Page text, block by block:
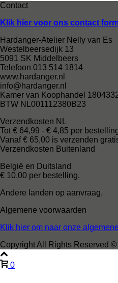
Contact
Klik hier voor ons contact
Hardanger-Atelier Nelly van Es
Westelbeersedijk 13
5091 SK Middelbeers
Telefoon 013 514 1814
www.hardanger.nl
info@hardanger.nl
Kamer van Koophandel
BTW NL001112380B23
Verzendkosten NL
Tot € 64,99 - € 4,85 per
Vanaf € 65,00 is verzenden
Verzendkosten Buitenland
België en Duitsland
€ 10,00 per bestelling.
Andere landen op aanvraag.
Algemene voorwaarden
Klik hier om naar onze
Copyright All Rights Reserved ©
0